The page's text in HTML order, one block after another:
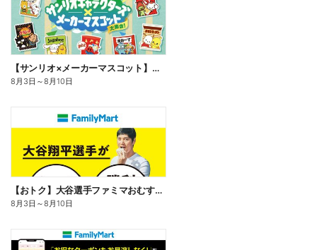
【サンリオ×メーカーマスコット】オリジナルグッズ貰える!
8月3日 ～8月10日
【おトク】大谷選手ファミマおむすび割
8月3日 ～8月10日